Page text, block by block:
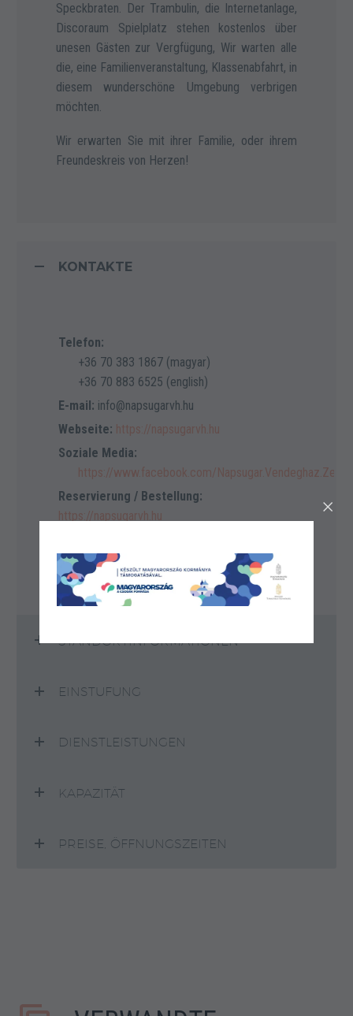
Speckbraten. Der Trambulin, die Internetanlage,
Discoraum Spielplatz stehen kostenlos über
unesen Gästen zur Vergfügung, Wir warten alle
die, eine Familienveranstaltung, Klassenabfahrt, in
diesem wunderschöne Umgebung verbrigen
möchten.
Wir erwarten Sie mit ihrer Familie, oder ihrem
Freundeskreis von Herzen!
KONTAKTE
Telefon:
+36 70 383 1867 (magyar)
+36 70 883 6525 (english)
E-mail: info@napsugarvh.hu
Webseite: https://napsugarvh.hu
Soziale Media:
https://www.facebook.com/
Reservierung / Bestellung:
https://napsugarvh.hu
slowakisch
STANDORTINFORMATIONEN
EINSTUFUNG
DIENSTLEISTUNGEN
KAPAZITÄT
PREISE, ÖFFNUNGSZEITEN